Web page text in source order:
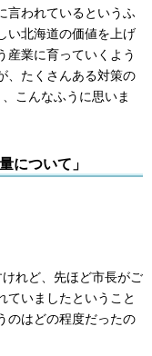
言われているというふ
い北海道の価値を上げ
産業に育っていくよう
、たくさんある対策の
こんなふうに思いま
について」
れど、先ほど市長がご
ていましたということ
のはどの程度だったの